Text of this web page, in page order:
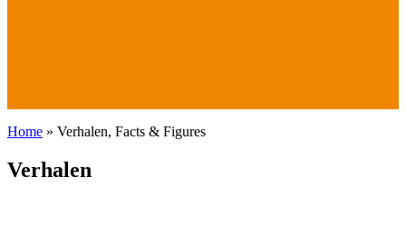
Home » Verhalen, Facts & Figures
Verhalen